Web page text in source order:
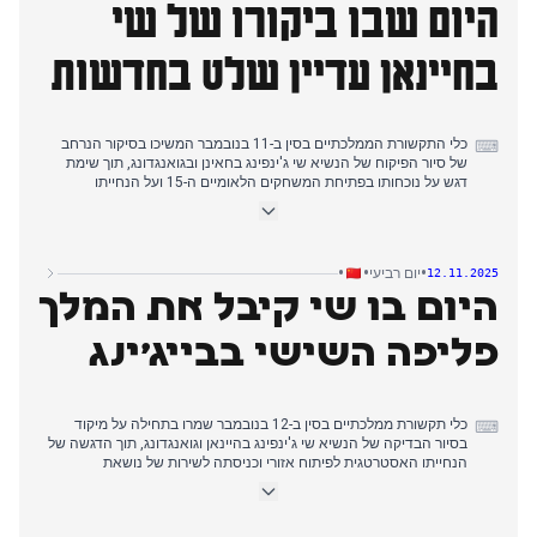
על טייוואן.
היום שבו ביקורו של שי
בחיינאן עדיין שלט בחדשות
⌨
כלי התקשורת הממלכתיים בסין ב-11 בנובמבר המשיכו בסיקור הנרחב
של סיור הפיקוח של הנשיא שי ג'ינפינג בחאינן ובגואנגדונג, תוך שימת
דגש על נוכחותו בפתיחת המשחקים הלאומיים ה-15 ועל הנחייתו
China Daily (Chinese), Xinhua News (Chinese), China Economic
דיווחו על שי שבירך נשיאים בחוף השנהב ובאירלנד (Guangming Daily,
Xinhua News, Global Times, People's Daily (English)).
כלי תקשורת עצמאיים דיווחו על חיל האוויר של צבא השחרור העממי
12.11.2025
•יום רביעי•
•
היום בו שי קיבל את המלך
פליפה השישי בבייג'ינג
⌨
כלי תקשורת ממלכתיים בסין ב-12 בנובמבר שמרו בתחילה על מיקוד
בסיור הבדיקה של הנשיא שי ג'ינפינג בהיינאן וגואנגדונג, תוך הדגשה של
הנחייתו האסטרטגית לפיתוח אזורי וכניסתה לשירות של נושאת
מצרי טייוואן. מאוחר יותר בבוקר, כלי התקשורת הממלכתיים עברו לכיסוי